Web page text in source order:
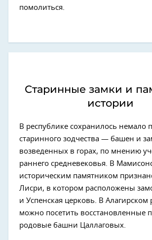
помолиться.
Старинные замки и
истории
В республике сохранилось немало
старинного зодчества — башен и
возведенных в горах, по мнению
раннего средневековья. В
историческим памятником
Лисри, в котором расположены
и Успенская церковь. В Алагирском
можно посетить восстановленные
родовые башни Цаллаговых.